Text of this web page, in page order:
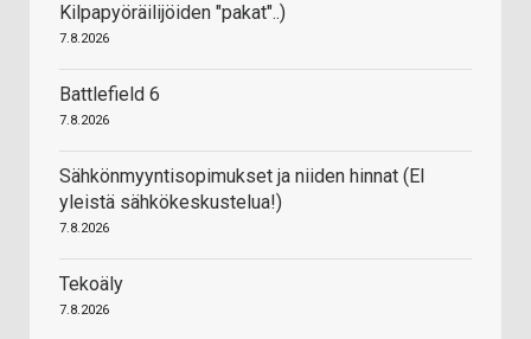
Kilpapyöräilijöiden "pakat"..)
7.8.2026
Battlefield 6
7.8.2026
Sähkönmyyntisopimukset ja niiden hinnat (EI
yleistä sähkökeskustelua!)
7.8.2026
Tekoäly
7.8.2026